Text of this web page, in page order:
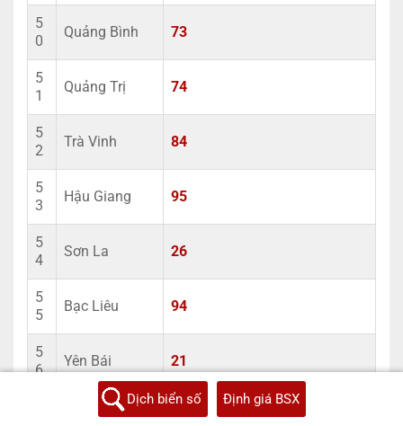
5
0
Quảng Bình 73
5
1
Quảng Trị 74
5
2
Trà Vinh 84
5
3
Hậu Giang 95
5
4
Sơn La 26
5
5
Bạc Liêu 94
5
6
Yên Bái 21
Tuyên Quang 22
Dịch biển số Định giá BSX